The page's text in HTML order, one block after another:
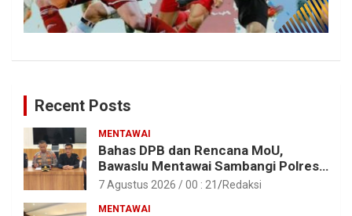
Recent Posts
MENTAWAI
Bahas DPB dan Rencana MoU,
Bawaslu Mentawai Sambangi Polres
Mentawai
7 Agustus 2026 / 00 : 21 Redaksi
MENTAWAI